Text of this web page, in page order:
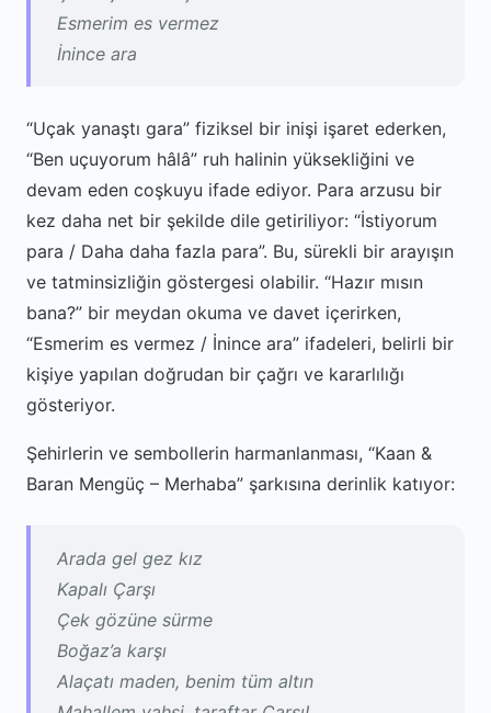
Esmerim es vermez
İnince ara
“Uçak yanaştı gara” fiziksel bir inişi işaret ederken,
“Ben uçuyorum hâlâ” ruh halinin yüksekliğini ve
devam eden coşkuyu ifade ediyor. Para arzusu bir
kez daha net bir şekilde dile getiriliyor: “İstiyorum
para / Daha daha fazla para”. Bu, sürekli bir arayışın
ve tatminsizliğin göstergesi olabilir. “Hazır mısın
bana?” bir meydan okuma ve davet içerirken,
“Esmerim es vermez / İnince ara” ifadeleri, belirli bir
kişiye yapılan doğrudan bir çağrı ve kararlılığı
gösteriyor.
Şehirlerin ve sembollerin harmanlanması, “Kaan &
Baran Mengüç – Merhaba” şarkısına derinlik katıyor:
Arada gel gez kız
Kapalı Çarşı
Çek gözüne sürme
Boğaz’a karşı
Alaçatı maden, benim tüm altın